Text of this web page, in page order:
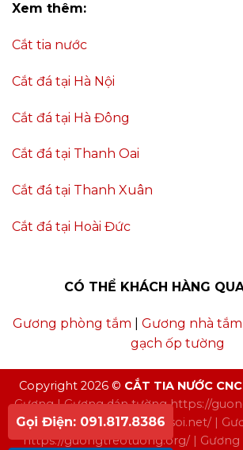
Xem thêm:
Cắt tia nước
Cắt đá tại Hà Nội
Cắt đá tại Hà Đông
Cắt đá tại Thanh Oai
Cắt đá tại Thanh Xuân
Cắt đá tại Hoài Đức
CÓ THỂ KHÁCH HÀNG
Gương phòng tắm Gương nhà tắm
gạch ốp tường
Copyright 2026 © CẮT TIA NƯỚC
Gương| Gương dán tườnghttps://
Gương soihttps://guongsoi.net/|
https://guongtreotuong.org/| Gương
Gọi Điện: 091.817.8386